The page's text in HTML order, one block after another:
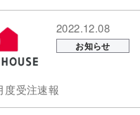
2022.12.08
お知らせ
度受注速報